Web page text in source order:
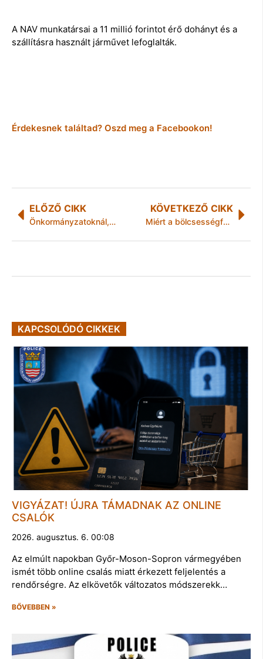
A NAV munkatársai a 11 millió forintot érő dohányt és a
szállításra használt járművet lefoglalták.
Érdekesnek találtad? Oszd meg a Facebookon!
ELŐZŐ CIKK
Önkormányzatoknál, intézményeknél, szakszervezeteknél kallódó szocreál festményeket, tárgyakat keresnek
KÖVETKEZŐ CIKK
Miért a bölcsességfog a szájüreg legproblémásabb foga?
KAPCSOLÓDÓ CIKKEK
VIGYÁZAT! ÚJRA TÁMADNAK AZ ONLINE
CSALÓK
2026. augusztus. 6. 00:08
Az elmúlt napokban Győr-Moson-Sopron vármegyében
ismét több online csalás miatt érkezett feljelentés a
rendőrségre. Az elkövetők változatos módszerekk…
BŐVEBBEN »